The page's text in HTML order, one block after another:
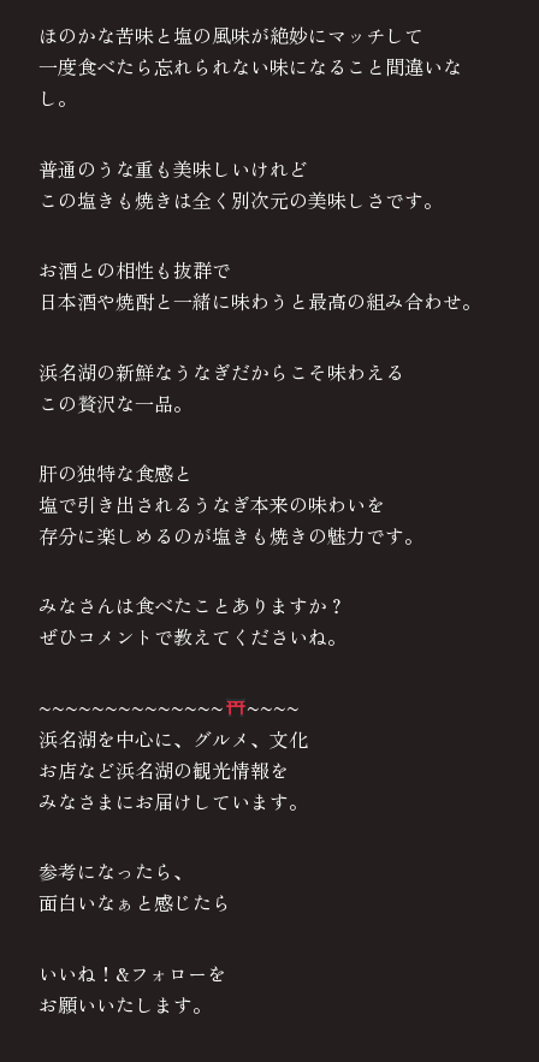
ほのかな苦味と塩の風味が絶妙にマッチして
一度食べたら忘れられない味になること間違いな
し。
普通のうな重も美味しいけれど
この塩きも焼きは全く別次元の美味しさです。
お酒との相性も抜群で
日本酒や焼酎と一緒に味わうと最高の組み合わせ。
浜名湖の新鮮なうなぎだからこそ味わえる
この贅沢な一品。
肝の独特な食感と
塩で引き出されるうなぎ本来の味わいを
存分に楽しめるのが塩きも焼きの魅力です。
みなさんは食べたことありますか？
ぜひコメントで教えてくださいね。
~~~~~~~~~~~~~~
~~~~
浜名湖を中心に、グルメ、文化
お店など浜名湖の観光情報を
みなさまにお届けしています。
参考になったら、
面白いなぁと感じたら
いいね！&フォローを
お願いいたします。